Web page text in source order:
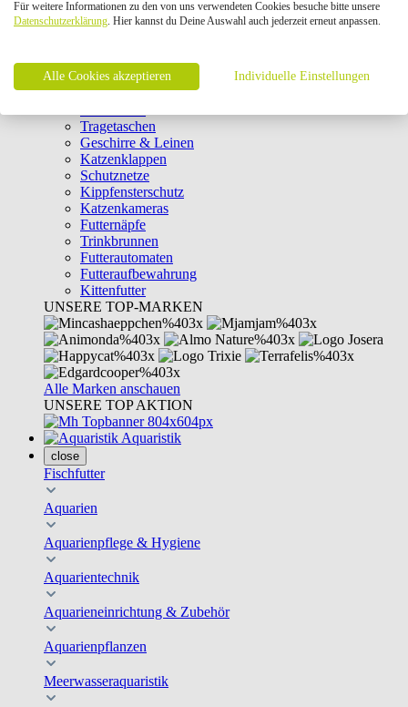
Intelligenzspielzeug
Laserpointer & Elektrospielzeug
Clicker & Target Sticks für Katzen
Weiteres Katzenspielzeug
Transportboxen
Tragetaschen
Geschirre & Leinen
Katzenklappen
Schutznetze
Kippfensterschutz
Katzenkameras
Futternäpfe
Trinkbrunnen
Futterautomaten
Futteraufbewahrung
Kittenfutter
UNSERE TOP-MARKEN
Alle Marken anschauen
UNSERE TOP AKTION
Aquaristik
close
Fischfutter
Aquarien
Aquarienpflege & Hygiene
Aquarientechnik
Aquarieneinrichtung & Zubehör
Aquarienpflanzen
Meerwasseraquaristik
Für weitere Informationen zu den von uns verwendeten Cookies besuche bitte unsere
Datenschutzerklärung. Hier kannst du Deine Auswahl auch jederzeit erneut anpassen.
Alle Cookies akzeptieren Individuelle Einstellungen